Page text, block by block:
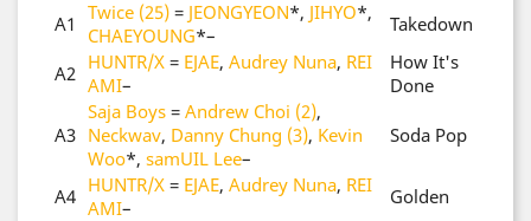
A1 Twice (25) = JEONGYEON*, JIHYO*,
CHAEYOUNG*– Takedown
A2 HUNTR/X = EJAE, Audrey Nuna, REI
AMI–
How It's
Done
A3
Saja Boys = Andrew Choi (2),
Neckwav, Danny Chung (3), Kevin
Woo*, samUIL Lee–
Soda Pop
A4 HUNTR/X = EJAE, Audrey Nuna, REI
AMI–
Golden